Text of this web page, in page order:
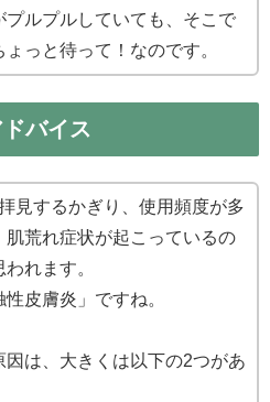
プルプルしていても、そこで
っと待って！なのです。
バイス
見するかぎり、使用頻度が多
肌荒れ症状が起こっているの
れます。
皮膚炎」ですね。
因は、大きくは以下の2つがあ